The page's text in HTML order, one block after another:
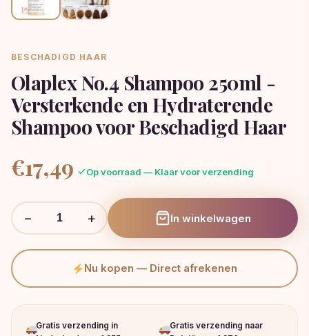
BESCHADIGD HAAR
Olaplex No.4 Shampoo 250ml -
Versterkende en Hydraterende
Shampoo voor Beschadigd Haar
€17,49 Op voorraad — Klaar voor verzending
− + In winkelwagen
Nu kopen — Direct afrekenen
Gratis verzending in
Gratis verzending naar